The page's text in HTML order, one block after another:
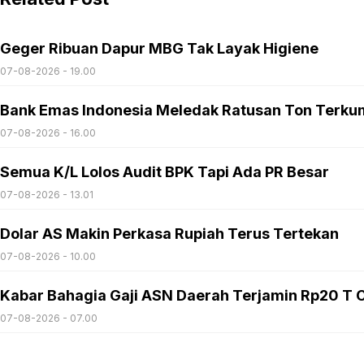
Geger Ribuan Dapur MBG Tak Layak Higiene
07-08-2026 - 19.00
Bank Emas Indonesia Meledak Ratusan Ton
07-08-2026 - 16.00
Semua K/L Lolos Audit BPK Tapi Ada PR Besar
07-08-2026 - 13.01
Dolar AS Makin Perkasa Rupiah Terus Tertekan
07-08-2026 - 10.00
Kabar Bahagia Gaji ASN Daerah Terjamin Rp20 T
07-08-2026 - 07.00